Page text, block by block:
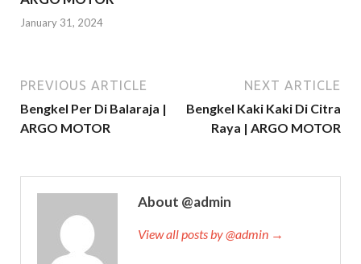
January 31, 2024
PREVIOUS ARTICLE
Bengkel Per Di Balaraja |
ARGO MOTOR
NEXT ARTICLE
Bengkel Kaki Kaki Di Citra
Raya | ARGO MOTOR
About @admin
View all posts by @admin →